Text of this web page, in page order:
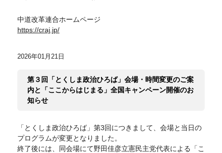
中道改革連合ホームページ
https://craj.jp/
2026年01月21日
第３回「とくしま政治ひろば」会場・時間変更のご案
内と「ここからはじまる」全国キャンペーン開催のお
知らせ
「とくしま政治ひろば」第3回につきまして、会場と当日の
プログラムが変更となりました。
終了後には、同会場にて野田佳彦立憲民主党代表による「こ